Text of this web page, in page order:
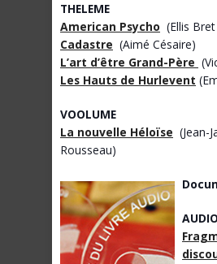
THELEME
American Psycho (Ellis
Cadastre (Aimé Césaire)
L’art d’être Grand-Père
Les Hauts de Hurlevent
VOOLUME
La nouvelle Héloïse (Jean-
Rousseau)